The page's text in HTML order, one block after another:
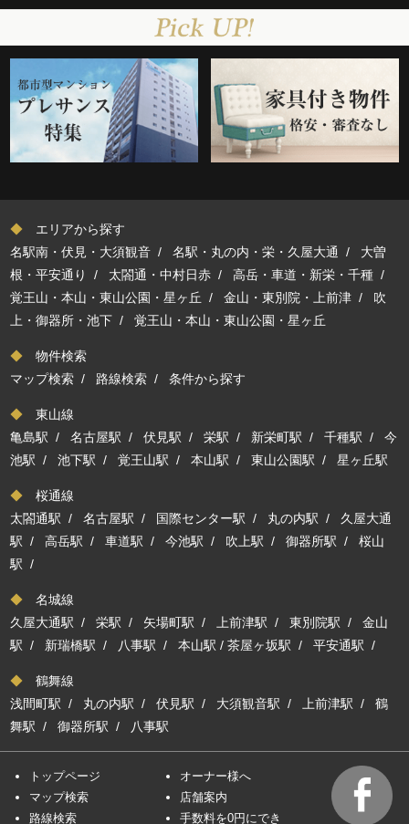
◆ エリアから探す
名駅南・伏見・大須観音 /名駅・丸の内・栄・久屋大通 / 大曽
根・平安通り
/ 太閤通・中村日赤 /高岳・車道・新栄・千種 /
覚王山・本山・東山公園・星ヶ丘 /金山・東別院・上前津 / 吹
上・御器所・池下 /覚王山・本山・東山公園・星ヶ丘
◆ 物件検索
マップ検索 / 路線検索 /条件から探す
◆ 東山線
亀島駅 /名古屋駅 /伏見駅 /栄駅 / 新栄町駅 /千種駅 /今
池駅 /池下駅 /覚王山駅 /本山駅 /東山公園駅 /星ヶ丘駅
◆ 桜通線
太閤通駅 /名古屋駅 / 国際センター駅 / 丸の内駅 / 久屋大通
駅 /高岳駅 /車道駅 /今池駅 / 吹上駅 /御器所駅 /桜山
駅 /
◆ 名城線
久屋大通駅 /栄駅 / 矢場町駅 / 上前津駅 /東別院駅 /金山
駅 / 新瑞橋駅 / 八事駅 /本山駅 /茶屋ヶ坂駅 /平安通駅 /
◆ 鶴舞線
浅間町駅 / 丸の内駅 /伏見駅 / 大須観音駅 / 上前津駅 /鶴
舞駅 /御器所駅 / 八事駅
トップページ
マップ検索
路線検索
オーナー様へ
店舗案内
手数料を0円にでき